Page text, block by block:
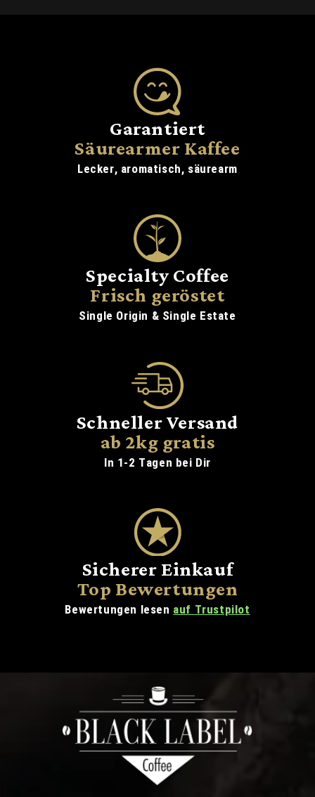
Garantiert
Säurearmer Kaffee
Lecker, aromatisch, säurearm
Specialty Coffee
Frisch geröstet
Single Origin & Single Estate
Schneller Versand
ab 2kg gratis
In 1-2 Tagen bei Dir
Sicherer Einkauf
Top Bewertungen
Bewertungen lesen auf Trustpilot